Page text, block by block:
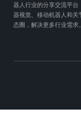
器人行业的分享交流平台
器视觉、移动机器人和关
态圈，解决更多行业需求。